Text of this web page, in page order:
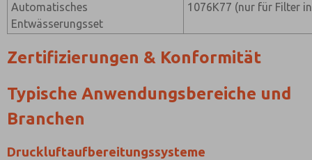
Automatisches
Entwässerungsset
1076K77 (nur für Filter
Zertifizierungen & Konformität
Typische Anwendungsbereiche und
Branchen
Druckluftaufbereitungssysteme